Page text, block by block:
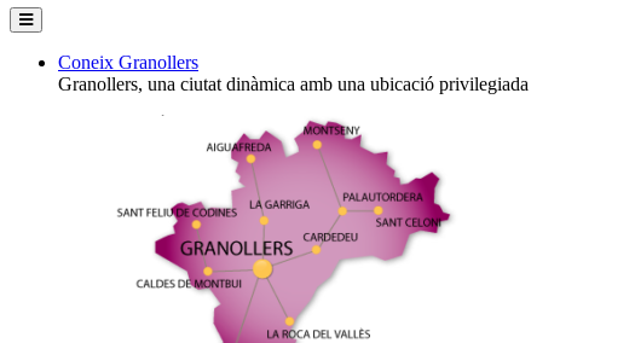
Coneix Granollers
Granollers, una ciutat dinàmica amb una ubicació privilegiada